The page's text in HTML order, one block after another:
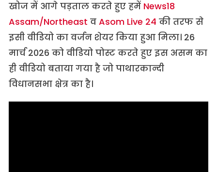
खोज में आगे पड़ताल करते हुए हमें News18
Assam/Northeast व Asom Live 24 की तरफ से
इसी वीडियो का वर्जन शेयर किया हुआ मिला। 26
मार्च 2026 को वीडियो पोस्ट करते हुए इस असम का
ही वीडियो बताया गया है जो पाथारकान्दी
विधानसभा क्षेत्र का है।